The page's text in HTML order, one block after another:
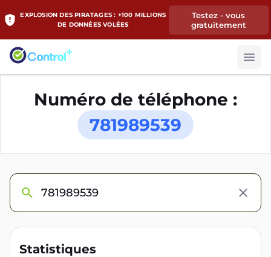
EXPLOSION DES PIRATAGES : +100 MILLIONS
DE DONNÉES VOLÉES
Testez - vous
gratuitement
Numéro de téléphone :
781989539
Statistiques